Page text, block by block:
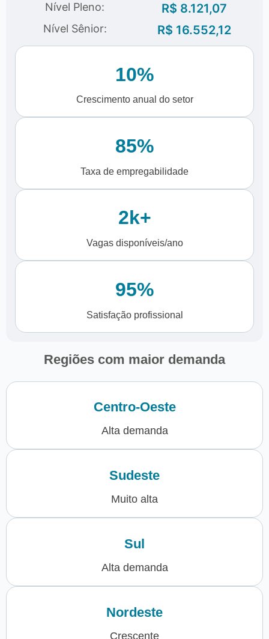
Nível Pleno: R$ 8.121,07
Nível Sênior: R$ 16.552,12
10%
Crescimento anual do setor
85%
Taxa de empregabilidade
2k+
Vagas disponíveis/ano
95%
Satisfação profissional
Regiões com maior demanda
Centro-Oeste
Alta demanda
Sudeste
Muito alta
Sul
Alta demanda
Nordeste
Crescente